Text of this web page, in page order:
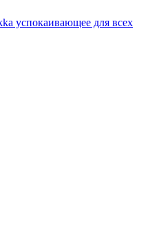
успокаивающее для всех